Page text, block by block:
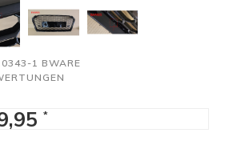
1 BWARE
*